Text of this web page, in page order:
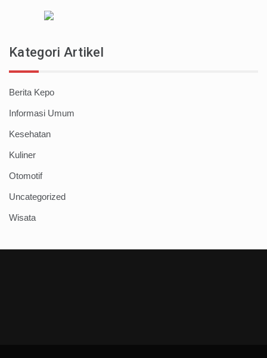
Kategori Artikel
Berita Kepo
Informasi Umum
Kesehatan
Kuliner
Otomotif
Uncategorized
Wisata